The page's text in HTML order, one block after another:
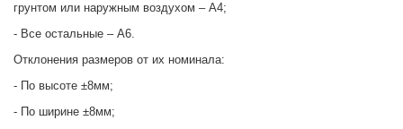
грунтом или наружным воздухом – А4;
- Все остальные – А6.
Отклонения размеров от их номинала:
- По высоте ±8мм;
- По ширине ±8мм;